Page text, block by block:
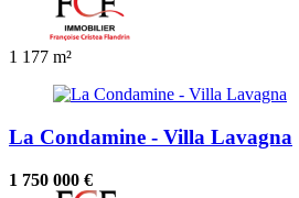
1 177 m²
La Condamine - Villa Lavagna
1 750 000 €